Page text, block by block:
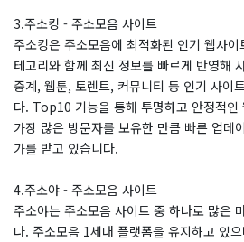
3.주소킹 - 주소모음 사이트
주소킹은 주소모음에 최적화된 인기 웹사
테고리와 함께 최신 정보를 빠르게 반영해
중계, 웹툰, 토렌트, 커뮤니티 등 인기 사이
다. Top10 기능을 통해 투명하고 안정적인
가장 많은 방문자를 보유한 만큼 빠른 업데
가를 받고 있습니다.
4.주소야 - 주소모음 사이트
주소야는 주소모음 사이트 중 하나로 많은
다. 주소모음 1세대 플랫폼을 유지하고 있